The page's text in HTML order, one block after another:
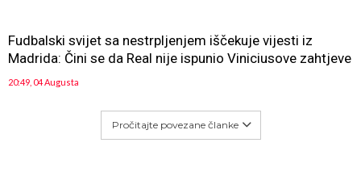
Fudbalski svijet sa nestrpljenjem iščekuje vijesti iz
Madrida: Čini se da Real nije ispunio Viniciusove zahtjeve
20:49, 04 Augusta
Pročitajte povezane članke